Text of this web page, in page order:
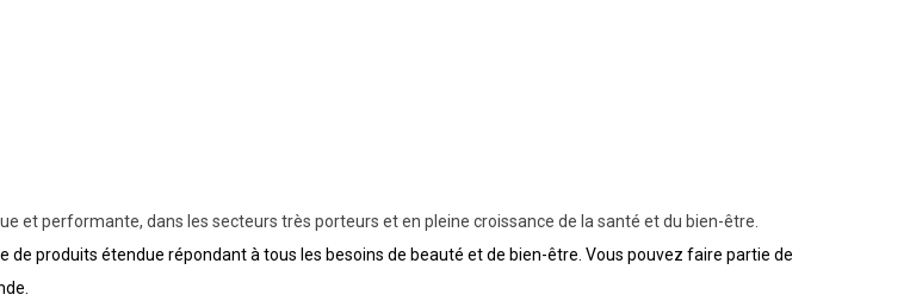
et performante, dans les secteurs très porteurs et en pleine croissance de la santé et du bien-être.
de produits étendue répondant à tous les besoins de beauté et de bien-être. Vous pouvez faire partie de